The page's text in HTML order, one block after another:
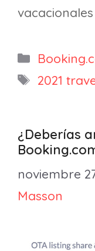
Etiquetas
2021
¿Deberías
noviembre
Masson